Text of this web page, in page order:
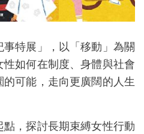
事特展」，以「移動」為關
如何在制度、身體與社會
可能，走向更廣闊的人生
，探討長期束縛女性行動